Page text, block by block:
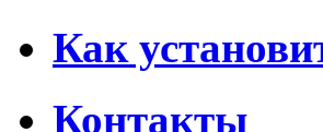
Как
Контакты